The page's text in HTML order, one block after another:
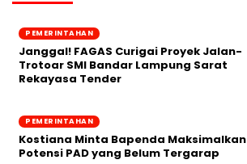
PEMERINTAHAN
Janggal! FAGAS Curigai Proyek Jalan-
Trotoar SMI Bandar Lampung Sarat
Rekayasa Tender
PEMERINTAHAN
Kostiana Minta Bapenda Maksimalkan
Potensi PAD yang Belum Tergarap